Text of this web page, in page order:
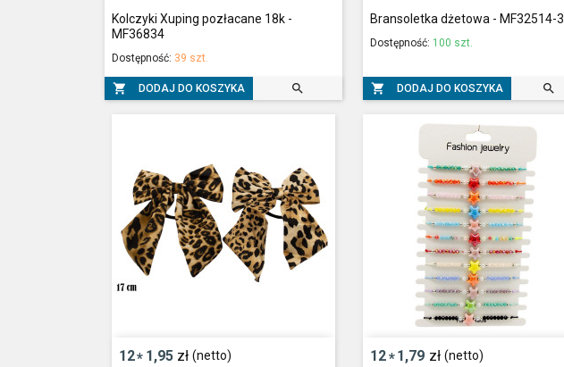
Kolczyki Xuping pozłacane 18k -
MF36834
Dostępność: 39 szt.
 DODAJ DO KOSZYKA 
Bransoletka dżetowa - MF32514-3
Dostępność: 100 szt.
 DODAJ DO KOSZYKA 
12* 1,95 zł (netto) 12*1,79 zł (netto)